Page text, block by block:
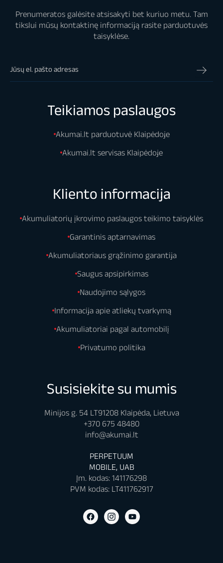
Prenumeratos galėsite atsisakyti bet kuriuo metu. Tam
tikslui mūsų kontaktinę informaciją rasite parduotuvės
taisyklėse.
Teikiamos paslaugos
Akumai.lt parduotuvė Klaipėdoje
Akumai.lt servisas Klaipėdoje
Kliento informacija
Akumuliatorių įkrovimo paslaugos teikimo taisyklės
Garantinis aptarnavimas
Akumuliatoriaus grąžinimo garantija
Saugus apsipirkimas
Naudojimo sąlygos
Informacija apie atliekų tvarkymą
Akumuliatoriai pagal automobilį
Privatumo politika
Susisiekite su mumis
Minijos g. 54 LT91208 Klaipėda, Lietuva
+370 675 48480
info@akumai.lt
PERPETUUM
MOBILE, UAB
Įm. kodas: 141176298
PVM kodas: LT411762917